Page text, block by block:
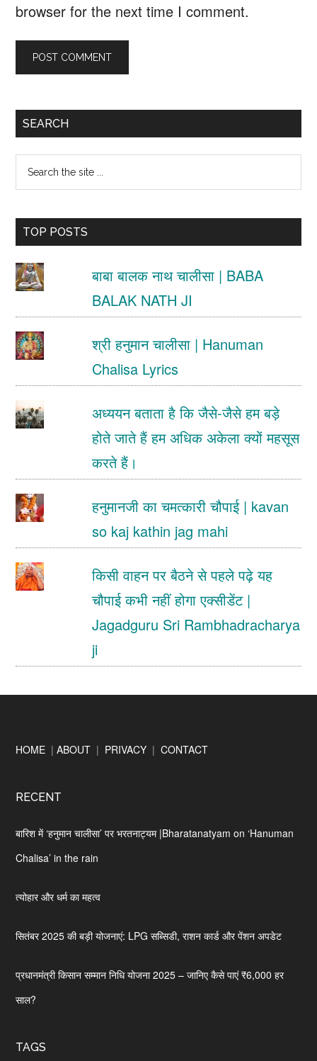
browser for the next time I comment.
Primary
SEARCH
Search
the
site
...TOP POSTS
बाबा बालक नाथ चालीसा | BABA
BALAK NATH JI
श्री हनुमान चालीसा | Hanuman
Chalisa Lyrics
अध्ययन बताता है कि जैसे-जैसे हम बड़े
होते जाते हैं हम अधिक अकेला क्यों महसूस
करते हैं।
हनुमानजी का चमत्कारी चौपाई | kavan
so kaj kathin jag mahi
किसी वाहन पर बैठने से पहले पढ़े यह
चौपाई कभी नहीं होगा एक्सीडेंट |
Jagadguru Sri Rambhadracharya
ji
Footer
HOME |ABOUT | PRIVACY |CONTACT
RECENT
बारिश में ‘हनुमान चालीसा’ पर भरतनाट्यम |Bharatanatyam on ‘Hanuman
Chalisa’ in the rain
त्योहार और धर्म का महत्व
सितंबर 2025 की बड़ी योजनाएं: LPG सब्सिडी, राशन कार्ड और पेंशन अपडेट
प्रधानमंत्री किसान सम्मान निधि योजना 2025 – जानिए कैसे पाएं ₹6,000 हर
साल?
TAGS